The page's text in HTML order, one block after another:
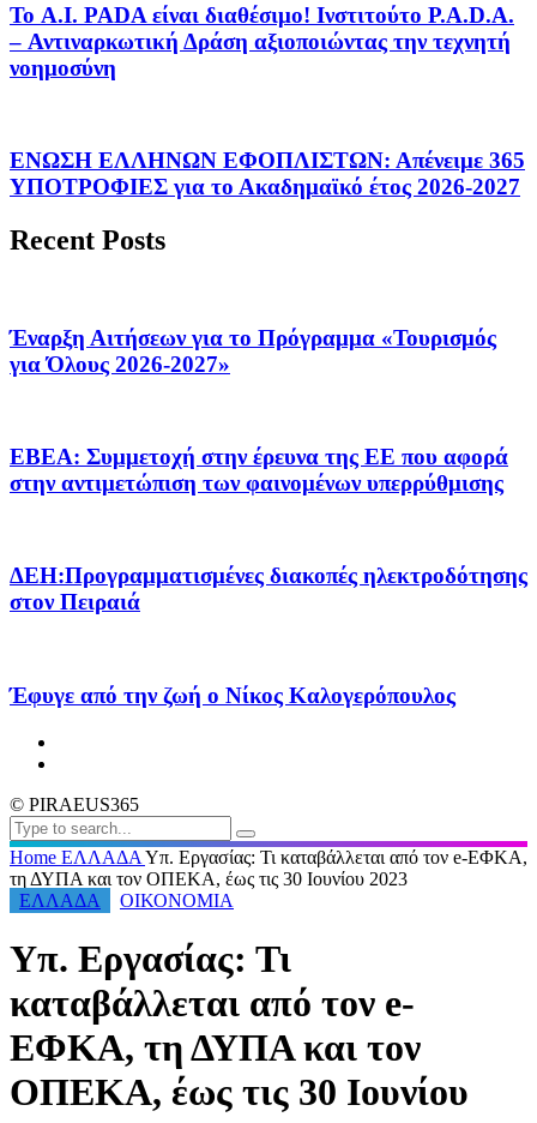
Το A.I. PADA είναι διαθέσιμο! Ινστιτούτο P.A.D.A.
– Αντιναρκωτική Δράση αξιοποιώντας την τεχνητή
νοημοσύνη
ΕΝΩΣΗ ΕΛΛΗΝΩΝ ΕΦΟΠΛΙΣΤΩΝ: Απένειμε 365
ΥΠΟΤΡΟΦΙΕΣ για το Ακαδημαϊκό έτος 2026-2027
Recent Posts
Έναρξη Αιτήσεων για το Πρόγραμμα «Τουρισμός
για Όλους 2026-2027»
ΕΒΕΑ: Συμμετοχή στην έρευνα της ΕΕ που αφορά
στην αντιμετώπιση των φαινομένων υπερρύθμισης
ΔΕΗ:Προγραμματισμένες διακοπές ηλεκτροδότησης
στον Πειραιά
Έφυγε από την ζωή ο Νίκος Καλογερόπουλος
© PIRAEUS365
Home ΕΛΛΑΔΑ Υπ. Εργασίας: Τι καταβάλλεται από τον e-ΕΦΚΑ,
τη ΔΥΠΑ και τον ΟΠΕΚΑ, έως τις 30 Ιουνίου 2023
ΕΛΛΑΔΑ
ΟΙΚΟΝΟΜΙΑ
Υπ. Εργασίας: Τι
καταβάλλεται από τον e-
ΕΦΚΑ, τη ΔΥΠΑ και τον
ΟΠΕΚΑ, έως τις 30 Ιουνίου